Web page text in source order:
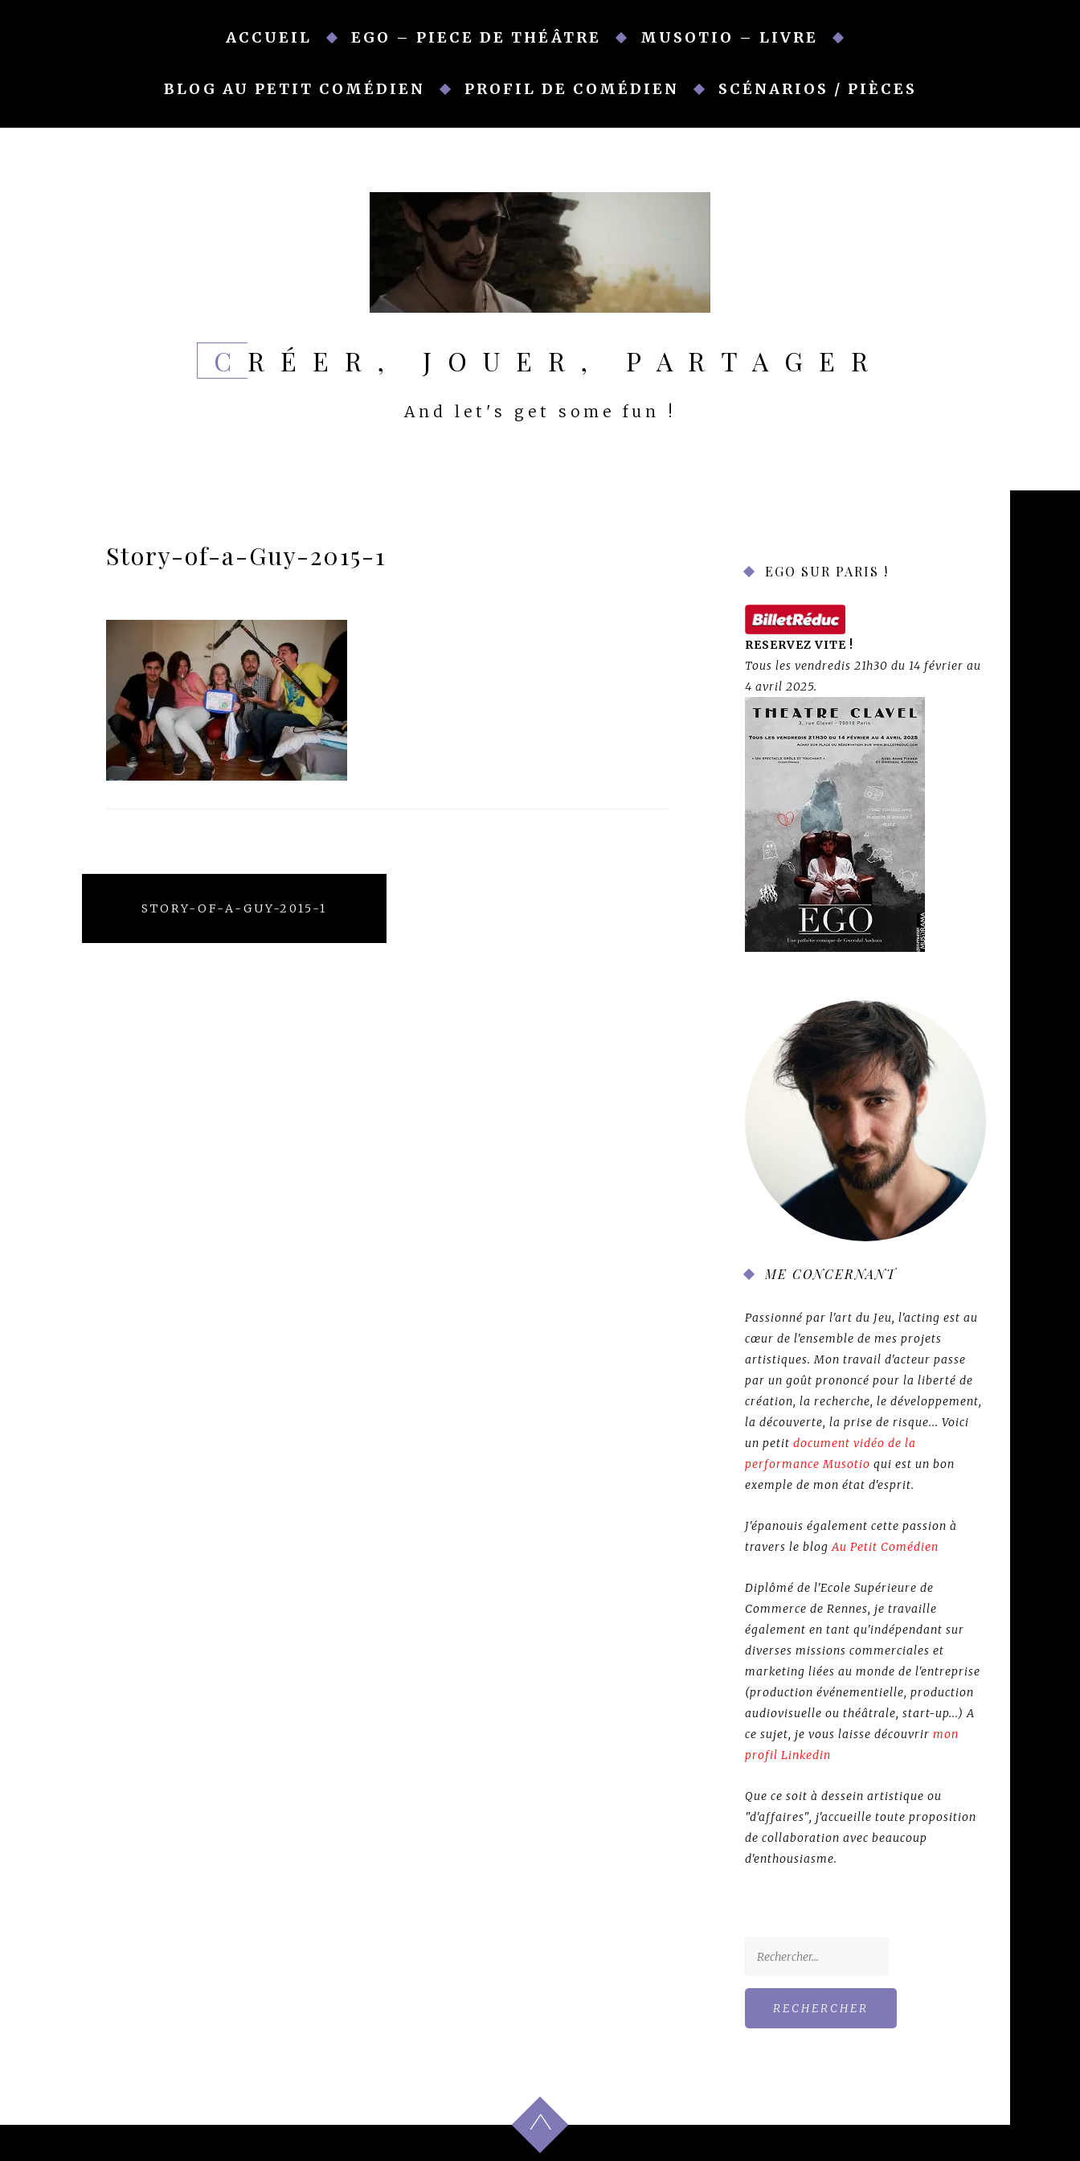
ACCUEIL EGO – PIECE DE THÉÂTRE MUSOTIO – LIVRE
BLOG AU PETIT COMÉDIEN PROFIL DE COMÉDIEN SCÉNARIOS / PIÈCES
CRÉER, JOUER, PARTAGER
And let's get some fun !
Story-of-a-Guy-2015-1
STORY-OF-A-GUY-2015-1
EGO SUR PARIS !
RESERVEZ VITE !
Tous les vendredis 21h30 du 14 février au
4 avril 2025.
ME CONCERNANT
Passionné par l'art du Jeu, l'acting est au
cœur de l'ensemble de mes projets
artistiques. Mon travail d'acteur passe
par un goût prononcé pour la liberté de
création, la recherche, le développement,
la découverte, la prise de risque... Voici
un petit document vidéo de la
performance Musotio qui est un bon
exemple de mon état d'esprit.
J'épanouis également cette passion à
travers le blogAu Petit Comédien
Diplômé de l'Ecole Supérieure de
Commerce de Rennes, je travaille
également en tant qu'indépendant sur
diverses missions commerciales et
marketing liées au monde de l'entreprise
(production événementielle, production
audiovisuelle ou théâtrale, start-up...) A
ce sujet, je vous laisse découvrir mon
profil Linkedin
Que ce soit à dessein artistique ou
"d'affaires", j'accueille toute proposition
de collaboration avec beaucoup
d'enthousiasme.